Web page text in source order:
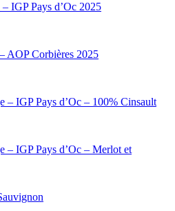
IGP Pays d’Oc 2025
AOP Corbières 2025
– IGP Pays d’Oc – 100% Cinsault
– IGP Pays d’Oc – Merlot et